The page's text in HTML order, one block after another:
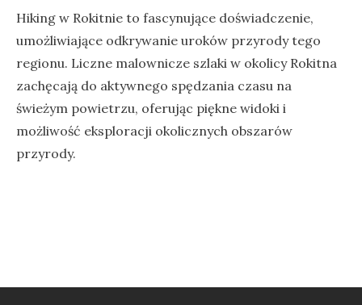
Hiking w Rokitnie to fascynujące doświadczenie,
umożliwiające odkrywanie uroków przyrody tego
regionu. Liczne malownicze szlaki w okolicy Rokitna
zachęcają do aktywnego spędzania czasu na
świeżym powietrzu, oferując piękne widoki i
możliwość eksploracji okolicznych obszarów
przyrody.